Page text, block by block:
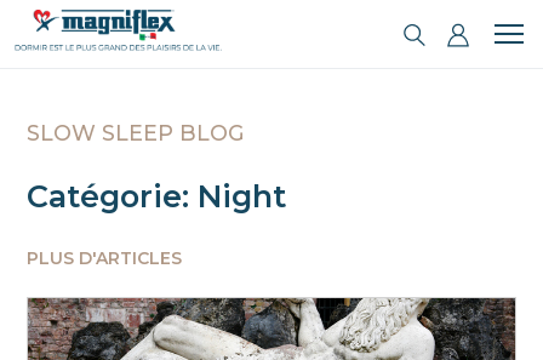
SLOW SLEEP BLOG
Catégorie: Night
PLUS D'ARTICLES